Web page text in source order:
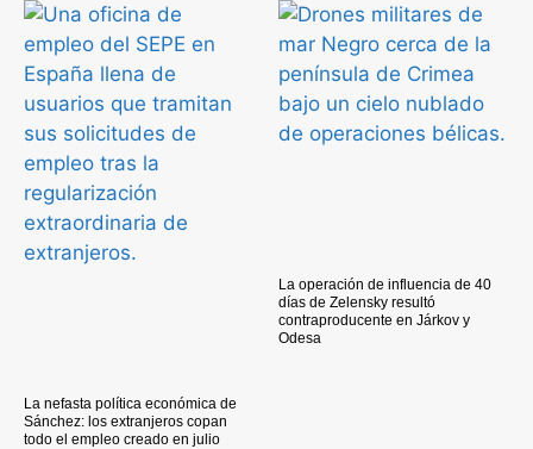
La nefasta política económica de
Sánchez: los extranjeros copan
todo el empleo creado en julio
La operación de influencia de 40
días de Zelensky resultó
contraproducente en Járkov y
Odesa